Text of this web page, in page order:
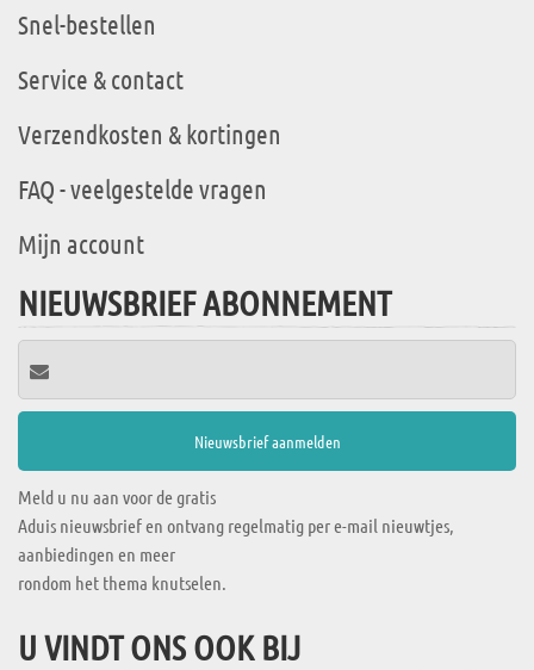
Snel-bestellen
Service & contact
Verzendkosten & kortingen
FAQ - veelgestelde vragen
Mijn account
NIEUWSBRIEF ABONNEMENT
Meld u nu aan voor de gratis
Aduis nieuwsbrief en ontvang regelmatig per e-mail nieuwtjes,
aanbiedingen en meer
rondom het thema knutselen.
U VINDT ONS OOK BIJ